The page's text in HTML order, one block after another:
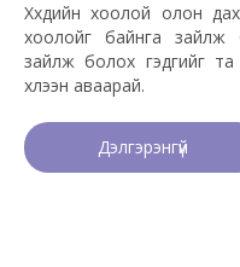
Хүүхдийн хоолой олон
хоолойг байнга зайлж
зайлж болох гэдгийг та
хүлээн аваарай.
Дэлгэрэнгүй